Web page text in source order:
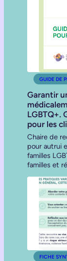
GUIDE DE
Garantir
LGBTQ+.
pour les
Chaire de
pour autrui
familles
familles et
FICHE